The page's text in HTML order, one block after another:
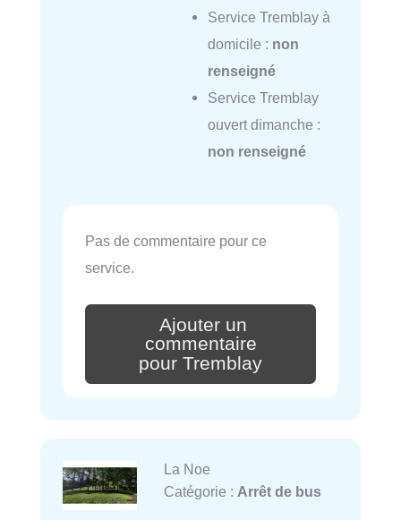
Service Tremblay à
domicile : non
renseigné
Service Tremblay
ouvert dimanche :
non renseigné
Pas de commentaire pour ce
service.
Ajouter un
commentaire
pour Tremblay
La Noe
Catégorie : Arrêt de bus